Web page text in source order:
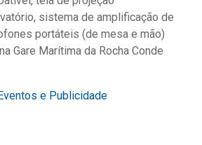
sistema de amplificação de
portáteis (de mesa e mão)
Gare Marítima da Rocha Conde
e Publicidade